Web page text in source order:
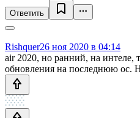
Ответить
Rishquer26 ноя 2020 в 04:14
air 2020, но ранний, на интеле,
обновления на последнюю ос.